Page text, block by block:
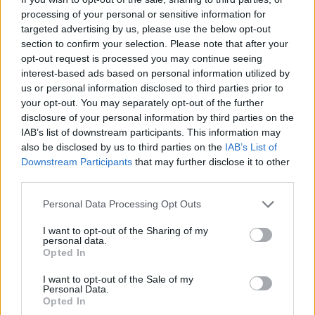
processing of your personal or sensitive information for
targeted advertising by us, please use the below opt-out
section to confirm your selection. Please note that after your
opt-out request is processed you may continue seeing
interest-based ads based on personal information utilized by
us or personal information disclosed to third parties prior to
your opt-out. You may separately opt-out of the further
disclosure of your personal information by third parties on the
IAB’s list of downstream participants. This information may
also be disclosed by us to third parties on the IAB’s List of
Downstream Participants that may further disclose it to other
Personal Data Processing Opt Outs
I want to opt-out of the Sharing of my
personal data.
Opted In
I want to opt-out of the Sale of my
Personal Data.
Opted In
Εν όσω το παιδί φορά την ασπίδα, πρέπει να
είναι πολύ προσεκτικό γιανα αποφευχθούν
ατυχήματαπου μπορεί να σπάσουν την ασπίδα,
τραυματίζοντας το παιδί.
Τι ισχύει για την άθληση
Τα παιδιάδεν πρέπει να φορούν μάσκαόταν
ασχολούνται με δραστηριότητες, όπωςτρέξιμο
άλματα ή παιχνίδι στον παιδότοπο. Όταν,
όμως, διοργανώνονται τέτοιου είδους
λαμβάνονται τα άλλα μέτρα προστασίας
Τήρηση απόστασης τουλάχιστον 1 μέτρου
από τα άλλα παιδιά
Περιορισμός του αριθμού των παιδιών που